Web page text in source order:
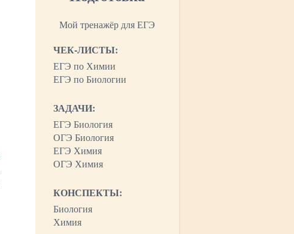
Мой тренажёр для ЕГЭ
ЧЕК-ЛИСТЫ:
ЕГЭ по Химии
ЕГЭ по Биологии
ЗАДАЧИ:
ЕГЭ Биология
ОГЭ Биология
ЕГЭ Химия
ОГЭ Химия
КОНСПЕКТЫ:
Биология
Химия